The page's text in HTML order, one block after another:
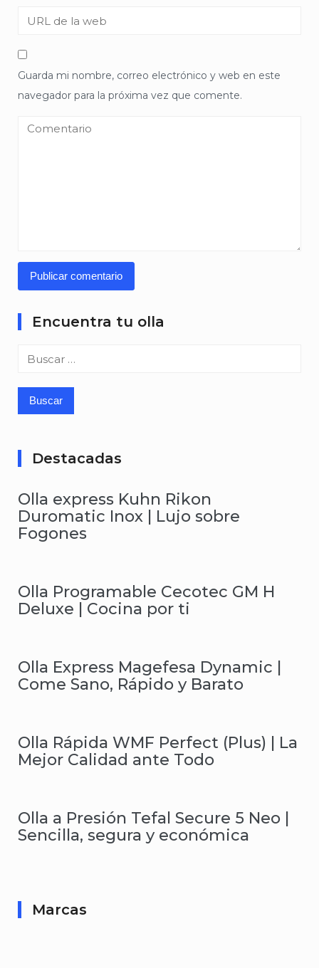
Guarda mi nombre, correo electrónico y web en este
navegador para la próxima vez que comente.
Encuentra tu olla
Buscar:
Destacadas
Olla express Kuhn Rikon
Duromatic Inox | Lujo sobre
Fogones
Olla Programable Cecotec GM H
Deluxe | Cocina por ti
Olla Express Magefesa Dynamic |
Come Sano, Rápido y Barato
Olla Rápida WMF Perfect (Plus) | La
Mejor Calidad ante Todo
Olla a Presión Tefal Secure 5 Neo |
Sencilla, segura y económica
Marcas